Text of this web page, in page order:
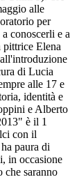
alle
per
conoscerli e a
Elena
di Lucia
alle 17 e
identità e
e Alberto
è il 1
con il
paura di
in occasione
che saranno